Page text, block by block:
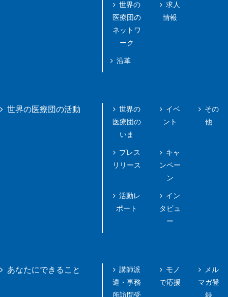
世界の
医療団の
ネットワ
ーク
沿革
求人
情報
世界の医療団の活動
世界の
医療団の
いま
プレス
リリース
活動レ
ポート
イベ
ント
キャ
ンペー
ン
イン
タビュ
ー
その
他
あなたにできること
講師派
遣・事務
所訪問受
モノ
で応援
メル
マガ登
録